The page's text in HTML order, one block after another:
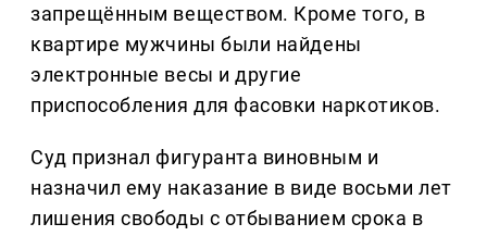
запрещённым веществом. Кроме того, в
квартире мужчины были найдены
электронные весы и другие
приспособления для фасовки наркотиков.
Суд признал фигуранта виновным и
назначил ему наказание в виде восьми лет
лишения свободы с отбыванием срока в